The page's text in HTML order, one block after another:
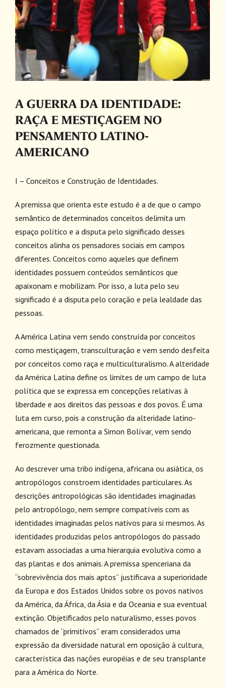
A GUERRA DA IDENTIDADE:
RAÇA E MESTIÇAGEM NO
PENSAMENTO LATINO-
AMERICANO
I – Conceitos e Construção de Identidades.
A premissa que orienta este estudo é a de que o campo
semântico de determinados conceitos delimita um
espaço político e a disputa pelo significado desses
conceitos alinha os pensadores sociais em campos
diferentes. Conceitos como aqueles que definem
identidades possuem conteúdos semânticos que
apaixonam e mobilizam. Por isso, a luta pelo seu
significado é a disputa pelo coração e pela lealdade das
pessoas.
A América Latina vem sendo construída por conceitos
como mestiçagem, transculturação e vem sendo desfeita
por conceitos como raça e multiculturalismo. A alteridade
da América Latina define os limites de um campo de luta
política que se expressa em concepções relativas à
liberdade e aos direitos das pessoas e dos povos. É uma
luta em curso, pois a construção da alteridade latino-
americana, que remonta a Simon Bolívar, vem sendo
ferozmente questionada.
Ao descrever uma tribo indígena, africana ou asiática, os
antropólogos constroem identidades particulares. As
descrições antropológicas são identidades imaginadas
pelo antropólogo, nem sempre compatíveis com as
identidades imaginadas pelos nativos para si mesmos. As
identidades produzidas pelos antropólogos do passado
estavam associadas a uma hierarquia evolutiva como a
das plantas e dos animais. A premissa spenceriana da
“sobrevivência dos mais aptos” justificava a superioridade
da Europa e dos Estados Unidos sobre os povos nativos
da América, da África, da Ásia e da Oceania e sua eventual
extinção. Objetificados pelo naturalismo, esses povos
chamados de “primitivos” eram considerados uma
expressão da diversidade natural em oposição à cultura,
característica das nações européias e de seu transplante
para a América do Norte.